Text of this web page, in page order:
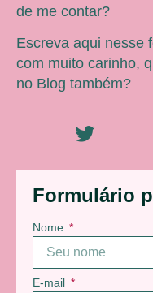
Formulário
Nome
E-mail
de me contar?
Escreva aqui nesse
com muito carinho,
no Blog também?